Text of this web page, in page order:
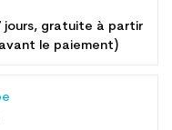
jours, gratuite à partir
le paiement)